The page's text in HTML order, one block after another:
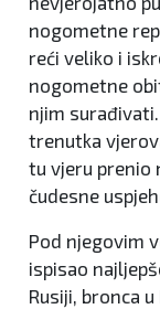
nogometne
reći veliko i
nogometne
njim
trenutka
tu vjeru prenio
čudesne
Pod njegovim
ispisao
Rusiji, bronca